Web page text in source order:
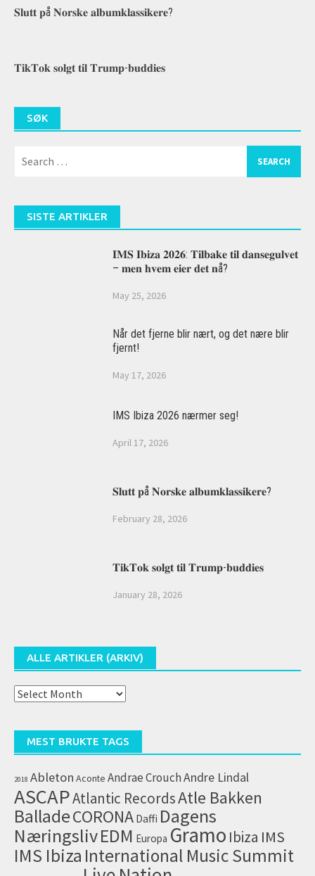
𝐒𝐥𝐮𝐭𝐭 𝐩å 𝐍𝐨𝐫𝐬𝐤𝐞 𝐚𝐥𝐛𝐮𝐦𝐤𝐥𝐚𝐬𝐬𝐢𝐤𝐞𝐫𝐞?
𝐓𝐢𝐤𝐓𝐨𝐤 𝐬𝐨𝐥𝐠𝐭 𝐭𝐢𝐥 𝐓𝐫𝐮𝐦𝐩-𝐛𝐮𝐝𝐝𝐢𝐞𝐬
SØK
for:
SISTE ARTIKLER
𝐈𝐌𝐒 𝐈𝐛𝐢𝐳𝐚 𝟐𝟎𝟐𝟔: 𝐓𝐢𝐥𝐛𝐚𝐤𝐞 𝐭𝐢𝐥 𝐝𝐚𝐧𝐬𝐞𝐠𝐮𝐥𝐯𝐞𝐭
– 𝐦𝐞𝐧 𝐡𝐯𝐞𝐦 𝐞𝐢𝐞𝐫 𝐝𝐞𝐭 𝐧å?
May 25, 2026
Når det fjerne blir nært, og det nære blir
fjernt!
May 17, 2026
IMS Ibiza 2026 nærmer seg!
April 17, 2026
𝐒𝐥𝐮𝐭𝐭 𝐩å 𝐍𝐨𝐫𝐬𝐤𝐞 𝐚𝐥𝐛𝐮𝐦𝐤𝐥𝐚𝐬𝐬𝐢𝐤𝐞𝐫𝐞?
February 28, 2026
𝐓𝐢𝐤𝐓𝐨𝐤 𝐬𝐨𝐥𝐠𝐭 𝐭𝐢𝐥 𝐓𝐫𝐮𝐦𝐩-𝐛𝐮𝐝𝐝𝐢𝐞𝐬
January 28, 2026
ALLE ARTIKLER (ARKIV)
Alle
MEST BRUKTE TAGS
2018 Ableton Aconte Andrae CrouchAndre Lindal
ASCAPAtlantic RecordsAtle Bakken
BalladeCORONA Daffi Dagens
NæringslivEDM Europa Gramo Ibiza IMS
IMS Ibiza International Music Summit